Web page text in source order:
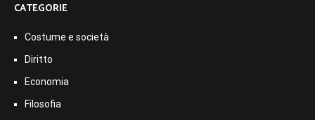
CATEGORIE
Costume e società
Diritto
Economia
Filosofia